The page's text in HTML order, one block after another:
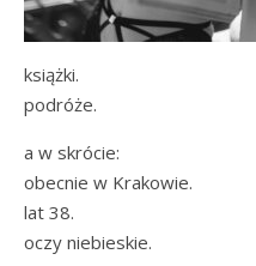
książki.
podróże.
a w skrócie:
obecnie w Krakowie.
lat 38.
oczy niebieskie.